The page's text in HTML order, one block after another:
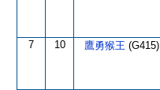
7 10 鷹勇猴王 (G415)